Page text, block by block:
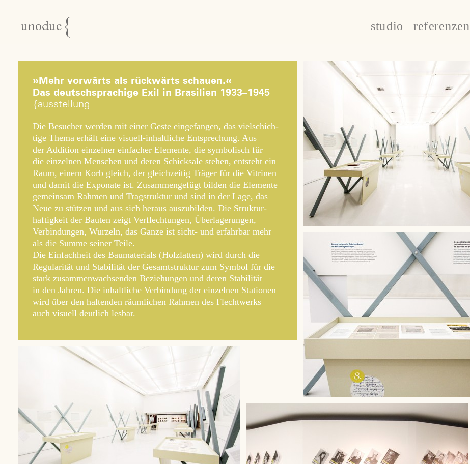
studio referenzen
»Mehr vorwärts als rückwärts schauen.«
Das deutschsprachige Exil in Brasilien 1933–1945
ausstellung
Die Besucher werden mit einer Geste eingefangen, das vielschich-
tige Thema erhält eine visuell-inhaltliche Entsprechung. Aus
der Addition einzelner einfacher Elemente, die symbolisch für
die einzelnen Menschen und deren Schicksale stehen, entsteht ein
Raum, einem Korb gleich, der gleichzeitig Träger für die Vitrinen
und damit die Exponate ist. Zusammengefügt bilden die Elemente
gemeinsam Rahmen und Tragstruktur und sind in der Lage, das
Neue zu stützen und aus sich heraus auszubilden. Die Struktur-
haftigkeit der Bauten zeigt Verflechtungen, Überlagerungen,
Verbindungen, Wurzeln, das Ganze ist sicht- und erfahrbar mehr
als die Summe seiner Teile.
Die Einfachheit des Baumaterials (Holzlatten) wird durch die
Regularität und Stabilität der Gesamtstruktur zum Symbol für die
stark zusammenwachsenden Beziehungen und deren Stabilität
in den Jahren. Die inhaltliche Verbindung der einzelnen Stationen
wird über den haltenden räumlichen Rahmen des Flechtwerks
auch visuell deutlich lesbar.